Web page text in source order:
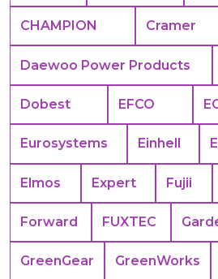
CHAMPION Cramer
Daewoo Power Products
Dobest EFCO
Eurosystems Einhell
Elmos Expert Fujii
Forward FUXTEC
GreenGear GreenWorks